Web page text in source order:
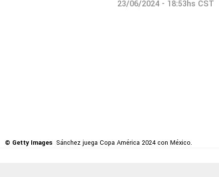
23/06/2024 - 18:53hs CST
© Getty Images Sánchez juega Copa América 2024 con México.